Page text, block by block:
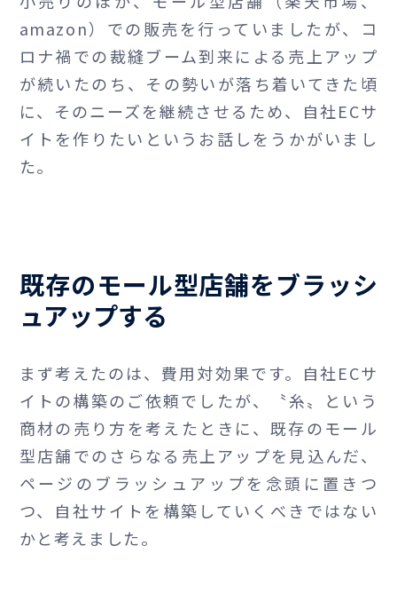
amazon）での販売を行っていましたが、コ
ロナ禍での裁縫ブーム到来による売上アップ
が続いたのち、その勢いが落ち着いてきた頃
に、そのニーズを継続させるため、自社ECサ
イトを作りたいというお話しをうかがいまし
た。
既存のモール型店舗をブラッシ
ュアップする
まず考えたのは、費用対効果です。自社ECサ
イトの構築のご依頼でしたが、〝糸〟という
商材の売り方を考えたときに、既存のモール
型店舗でのさらなる売上アップを見込んだ、
ページのブラッシュアップを念頭に置きつ
つ、自社サイトを構築していくべきではない
かと考えました。